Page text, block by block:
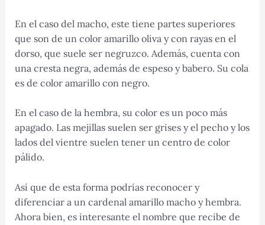
En el caso del macho, este tiene partes superiores
que son de un color amarillo oliva y con rayas en el
dorso, que suele ser negruzco. Además, cuenta con
una cresta negra, además de espeso y babero. Su cola
es de color amarillo con negro.
En el caso de la hembra, su color es un poco más
apagado. Las mejillas suelen ser grises y el pecho y los
lados del vientre suelen tener un centro de color
pálido.
Así que de esta forma podrías reconocer y
diferenciar a un cardenal amarillo macho y hembra.
Ahora bien, es interesante el nombre que recibe de